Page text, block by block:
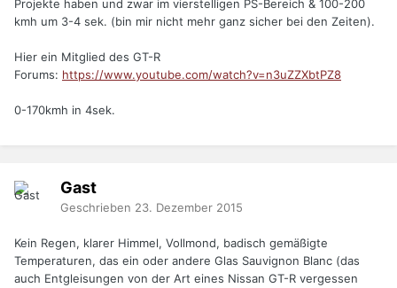
Projekte haben und zwar im vierstelligen PS-Bereich & 100-200
kmh um 3-4 sek. (bin mir nicht mehr ganz sicher bei den Zeiten).
Hier ein Mitglied des GT-R
Forums: https://www.youtube.com/watch?v=n3uZZXbtPZ8
0-170kmh in 4sek.
Gast
Geschrieben 23. Dezember 2015
Kein Regen, klarer Himmel, Vollmond, badisch gemäßigte
Temperaturen, das ein oder andere Glas Sauvignon Blanc (das
auch Entgleisungen von der Art eines Nissan GT-R vergessen